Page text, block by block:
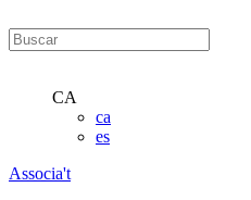
CA
ca
es
Associa't